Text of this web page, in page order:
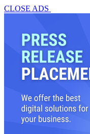
CLOSE ADS